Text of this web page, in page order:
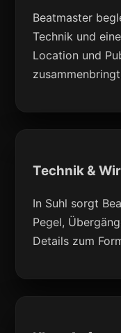
Beatmaster
Technik und
Location und
Technik &
In Suhl sorgt
Pegel,
Details zum